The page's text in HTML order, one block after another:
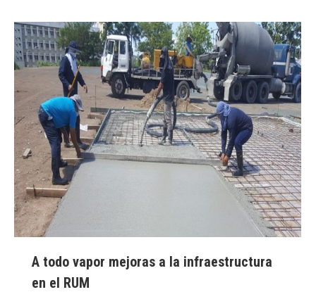
A todo vapor mejoras a la infraestructura
en el RUM